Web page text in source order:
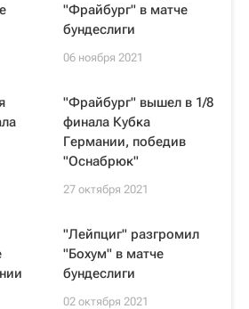
"Фрайбург" в матче
бундеслиги
06 ноября 2021
"Фрайбург" вышел в 1/8
финала Кубка
Германии, победив
"Оснабрюк"
27 октября 2021
"Лейпциг" разгромил
"Бохум" в матче
бундеслиги
02 октября 2021